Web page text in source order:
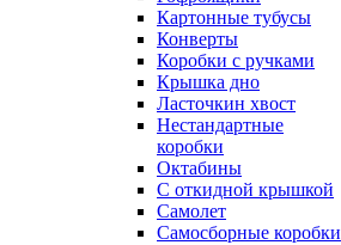
Картонные тубусы
Конверты
Коробки с ручками
Крышка дно
Ласточкин хвост
Нестандартные
коробки
Октабины
С откидной крышкой
Самолет
Самосборные коробки